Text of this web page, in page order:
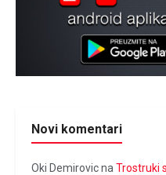
Novi komentari
Oki Demirovicna Trostruki